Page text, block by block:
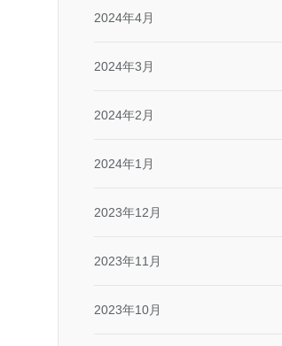
2024年4月
2024年3月
2024年2月
2024年1月
2023年12月
2023年11月
2023年10月